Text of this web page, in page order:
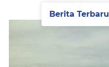
Berita Terbaru